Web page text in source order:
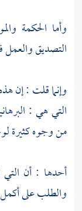
وأما الحكمة
التصديق والعمل
وإنما قلت : إن
التي هي :
من وجوه كثيرة
أحدها : أن التي
والطلب على